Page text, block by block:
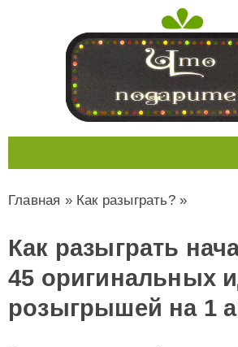
Главная » Как разыграть? »
Как разыграть
45 оригинальных
розыгрышей на 1